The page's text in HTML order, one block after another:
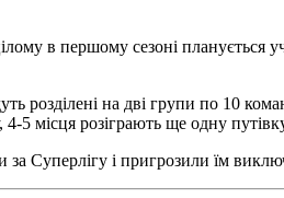
в першому сезоні планується
розділені на дві групи по 10
5 місця розіграють ще одну
Суперлігу і пригрозили їм